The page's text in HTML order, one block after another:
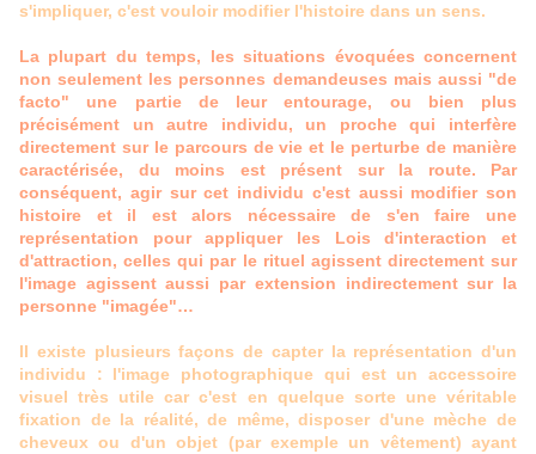
s'impliquer, c'est vouloir modifier l'histoire dans un sens.
La plupart du temps, les situations évoquées concernent
non seulement les personnes demandeuses mais aussi "de
facto" une partie de leur entourage, ou bien plus
précisément un autre individu, un proche qui interfère
directement sur le parcours de vie et le perturbe de manière
caractérisée, du moins est présent sur la route. Par
conséquent, agir sur cet individu c'est aussi modifier son
histoire et il est alors nécessaire de s'en faire une
représentation pour appliquer les Lois d'interaction et
d'attraction, celles qui par le rituel agissent directement sur
l'image agissent aussi par extension indirectement sur la
personne "imagée"…
Il existe plusieurs façons de capter la représentation d'un
individu : l'image photographique qui est un accessoire
visuel très utile car c'est en quelque sorte une véritable
fixation de la réalité, de même, disposer d'une mèche de
cheveux ou d'un objet (par exemple un vêtement) ayant